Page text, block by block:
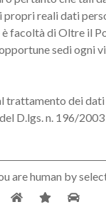
reali dati
è facoltà di Oltre il
sedi ogni
trattamento dei dati
D.lgs. n. 196/2003
are human by